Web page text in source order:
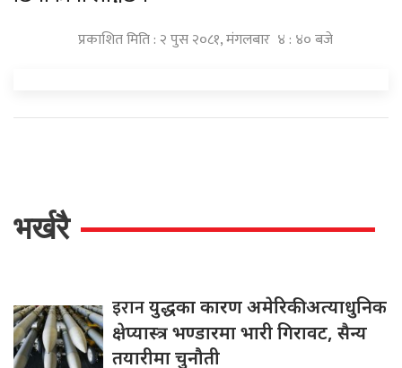
प्रकाशित मिति : २ पुस २०८१, मंगलबार ४ : ४० बजे
भर्खरै
इरानयुद्धका कारण अमेरिकी अत्याधुनिक
क्षेप्यास्त्र भण्डारमा भारी गिरावट, सैन्य
तयारीमा चुनौती